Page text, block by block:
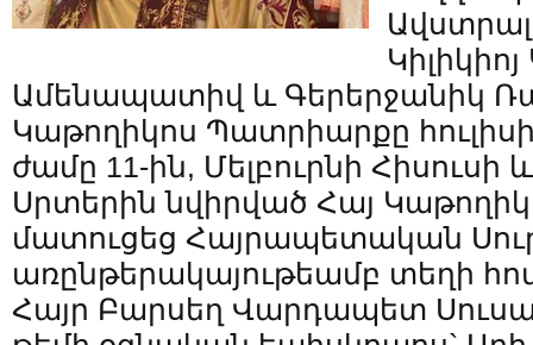
Ամենապատիվ և Գերերջանիկ
Կաթողիկոս Պատրիարքը
ժամը 11-ին, Մելբուրնի
Սրտերին նվիրված Հայ
մատուցեց Հայրապետական
առընթերակայութեամբ տեղի
Հայր Բարսեղ Վարդապետ